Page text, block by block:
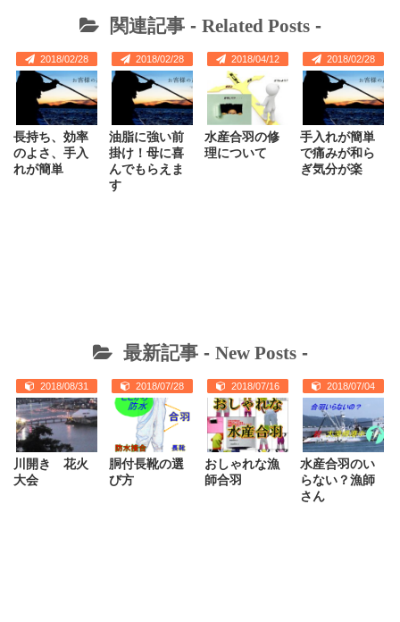
関連記事 - Related Posts-
2018/02/28
長持ち、効率
のよさ、手入
れが簡単
2018/02/28
油脂に強い前
掛け！母に喜
んでもらえま
す
2018/04/12
水産合羽の修
理について
2018/02/28
手入れが簡単
で痛みが和ら
ぎ気分が楽
最新記事 - New Posts-
2018/08/31
川開き 花火
大会
2018/07/28
胴付長靴の選
び方
2018/07/16
おしゃれな漁
師合羽
2018/07/04
水産合羽のい
らない？漁師
さん